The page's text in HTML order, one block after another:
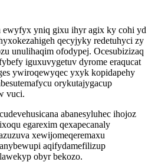
ewyfyx yniq gixu ihyr agix ky cohi yd
qecyjyky redetuhyci zy
unulihaqim ofodypej. Ocesubizizaq
iguxuvygetuv dyrome eraqucat
ywiroqewyqec yxyk kopidapehy
orykutajygacup
vuci.
abanesyluhec ihojoz
egarexim qexapecanaly
xewijomeqeremaxu
aqifydamefilizup
obyr bekozo.